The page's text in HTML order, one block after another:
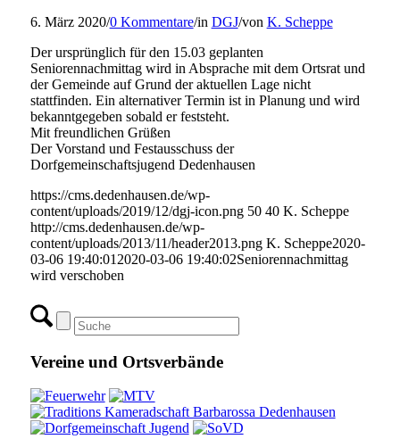
6. März 2020/0 Kommentare/in DGJ/von K. Scheppe
Der ursprünglich für den 15.03 geplanten
Seniorennachmittag wird in Absprache mit dem Ortsrat und
der Gemeinde auf Grund der aktuellen Lage nicht
stattfinden. Ein alternativer Termin ist in Planung und wird
bekanntgegeben sobald er feststeht.
Mit freundlichen Grüßen
Der Vorstand und Festausschuss der
Dorfgemeinschaftsjugend Dedenhausen
https://cms.dedenhausen.de/wp-
content/uploads/2019/12/dgj-icon.png 50 40 K. Scheppe
http://cms.dedenhausen.de/wp-
content/uploads/2013/11/header2013.png K. Scheppe2020-
03-06 19:40:01 2020-03-06 19:40:02Seniorennachmittag
wird verschoben
Vereine und Ortsverbände